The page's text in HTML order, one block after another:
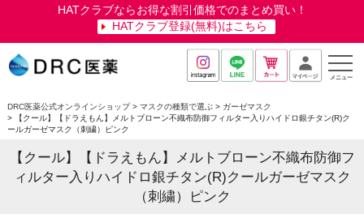
HATクラブならお得な割引価格でのまとめ買い！
HATクラブ登録(無料)はこちら
メニュー
DRC医薬公式オンラインショップ マスクの種類で選ぶ
ガーゼマスク
【クール】【ドラえもん】メルトブローン不織布防御フィルター入りハイドロ銀チタン(R)ク
ールガーゼマスク（刺繍）ピンク
【クール】【ドラえもん】メルトブローン不織布防御フ
ィルター入りハイドロ銀チタン(R)クールガーゼマスク
（刺繍）ピンク